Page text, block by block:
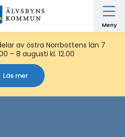
Meny
av östra Norrbottens län 7
– 8 augusti kl. 12.00
Läs mer